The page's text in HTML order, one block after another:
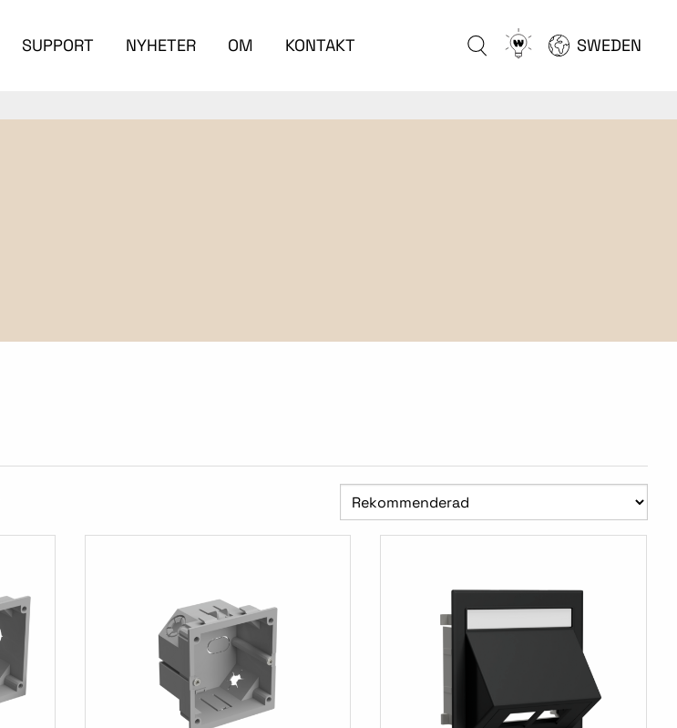
SUPPORT NYHETER OM KONTAKT
Go
to
SWEDEN